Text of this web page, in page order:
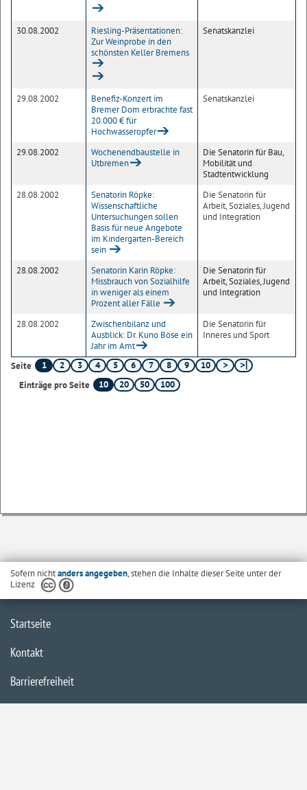
30.08.2002
Riesling-Präsentationen:
Zur Weinprobe in den
schönsten Keller Bremens
Senatskanzlei
29.08.2002
Benefiz-Konzert im
Bremer Dom erbrachte fast
20.000 € für
Hochwasseropfer
Senatskanzlei
29.08.2002
Wochenendbaustelle in
Utbremen
Die Senatorin für Bau,
Mobilität und
Stadtentwicklung
28.08.2002
Senatorin Röpke:
Wissenschaftliche
Untersuchungen sollen
Basis für neue Angebote
im Kindergarten-Bereich
sein
Die Senatorin für
Arbeit, Soziales, Jugend
und Integration
28.08.2002
Senatorin Karin Röpke:
Missbrauch von Sozialhilfe
in weniger als einem
Prozent aller Fälle
Die Senatorin für
Arbeit, Soziales, Jugend
und Integration
28.08.2002
Zwischenbilanz und
Ausblick: Dr. Kuno Böse ein
Jahr im Amt
Die Senatorin für
Inneres und Sport
Seite 1 2 3 4 5 6 7 8 9
10
Einträge pro Seite
10 20 50 100
Sofern nichtanders angegeben, stehen die Inhalte dieser Seite unter der
Lizenz
Startseite
Kontakt
Barrierefreiheit